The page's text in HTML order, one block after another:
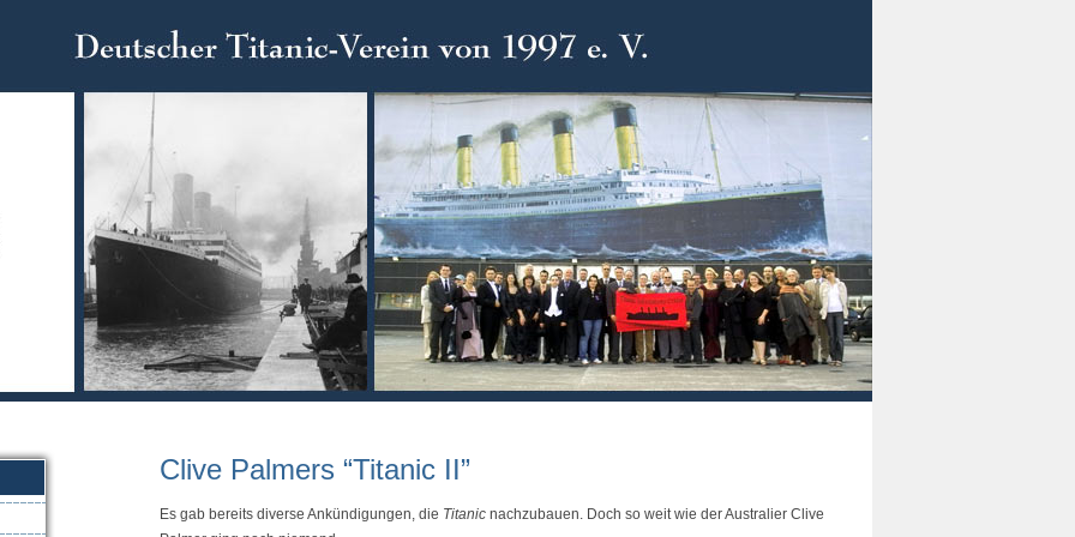
Clive Palmers “Titanic II”
Es gab bereits diverse Ankündigungen, die Titanicnachzubauen. Doch so weit wie der Australier Clive